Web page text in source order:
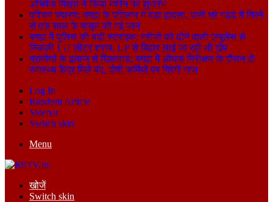
अभिषेक मिश्रा ने किया मशीन का शुभारंभ
पश्चिम चंपारण: बगहा के पतिलार में बड़ा हादसा, पानी भरे गड्ढे में गिरने
से एक साल के मासूम की गई जान
बगहा में पुलिस की बड़ी स्ट्राइक: मरीजों को ढोने वाली एम्बुलेंस से
निकली 157 लीटर शराब, UP से बिहार लाई जा रही थी खेप
ग्रामीणों के इलाज से खिलवाड़: बगहा में औचक निरीक्षण के दौरान दो
स्वास्थ्य केंद्र मिले बंद, दोषी कर्मियों पर गिरेगी गाज
Log In
Random Article
Sidebar
Switch skin
Menu
खोजें
Switch skin